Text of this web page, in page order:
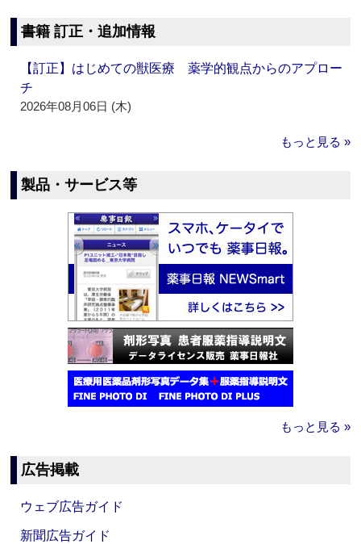
書籍 訂正・追加情報
【訂正】はじめての獣医療 薬学的観点からのアプロー
チ
2026年08月06日 (木)
もっと見る »
製品・サービス等
もっと見る »
広告掲載
ウェブ広告ガイド
新聞広告ガイド